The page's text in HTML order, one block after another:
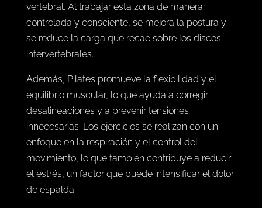
vertebral. Al trabajar esta zona de manera
controlada y consciente, se mejora la postura y
se reduce la carga que recae sobre los discos
intervertebrales.
Además, Pilates promueve la flexibilidad y el
equilibrio muscular, lo que ayuda a corregir
desalineaciones y a prevenir tensiones
innecesarias. Los ejercicios se realizan con un
enfoque en la respiración y el control del
movimiento, lo que también contribuye a reducir
el estrés, un factor que puede intensificar el dolor
de espalda.